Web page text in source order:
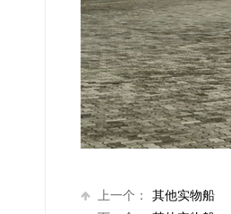
上一个：
其他实物船